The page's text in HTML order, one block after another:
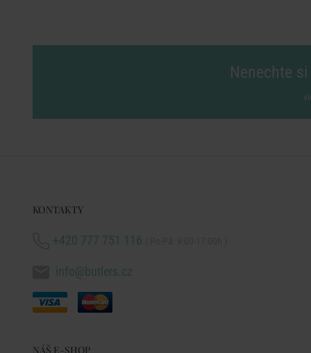
Nenechte
KONTAKTY
+420 777 751 116
info@butlers.cz
NÁŠ E-SHOP